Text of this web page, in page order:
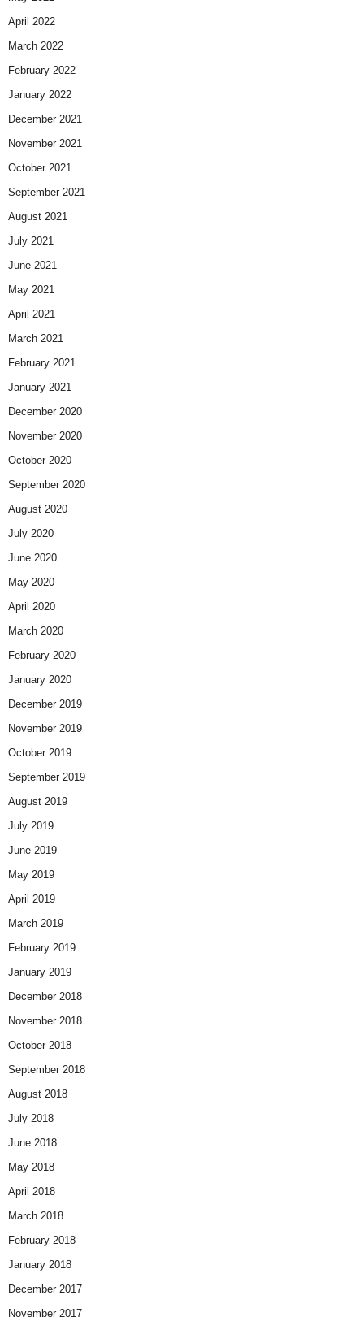
April 2022
March 2022
February 2022
January 2022
December 2021
November 2021
October 2021
September 2021
August 2021
July 2021
June 2021
May 2021
April 2021
March 2021
February 2021
January 2021
December 2020
November 2020
October 2020
September 2020
August 2020
July 2020
June 2020
May 2020
April 2020
March 2020
February 2020
January 2020
December 2019
November 2019
October 2019
September 2019
August 2019
July 2019
June 2019
May 2019
April 2019
March 2019
February 2019
January 2019
December 2018
November 2018
October 2018
September 2018
August 2018
July 2018
June 2018
May 2018
April 2018
March 2018
February 2018
January 2018
December 2017
November 2017